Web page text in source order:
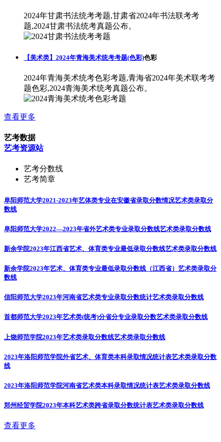
2024年甘肃书法统考考题,甘肃省2024年书法联考考
题,2024甘肃书法统考真题公布。
【美术类】2024年青海美术统考考题(色彩)色彩
2024年青海美术统考色彩考题,青海省2024年美术联考考
题色彩,2024青海美术统考真题公布。
查看更多
艺考数据
艺考资源站
艺考分数线
艺考简章
阜阳师范大学2021-2023年艺体类专业在安徽省录取分数情况艺术类录取分
数线
阜阳师范大学2022—2023年省外艺术类专业录取分数线艺术类录取分数线
新余学院2023年江西省艺术、体育类专业最低录取分数线艺术类录取分数线
新余学院2023年艺术、体育类专业最低录取分数线（江西省） 艺术类录取分
数线
信阳师范大学2023年河南省艺术类专业录取分数统计艺术类录取分数线
首都师范大学2023年艺术类(统考)分省分专业录取分数艺术类录取分数线
上饶师范学院2023年艺术类录取分数线艺术类录取分数线
2023年洛阳师范学院外省艺术、体育类本科录取情况统计表艺术类录取分数
线
2023年洛阳师范学院河南省艺术类本科录取情况统计表艺术类录取分数线
郑州经贸学院2023年本科艺术类跨省录取分数统计表艺术类录取分数线
查看更多